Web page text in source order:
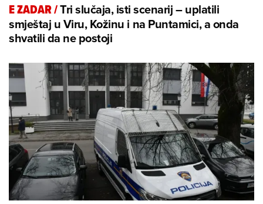
E ZADAR/Tri slučaja, isti scenarij – uplatili
smještaj u Viru, Kožinu i na Puntamici, a onda
shvatili da ne postoji